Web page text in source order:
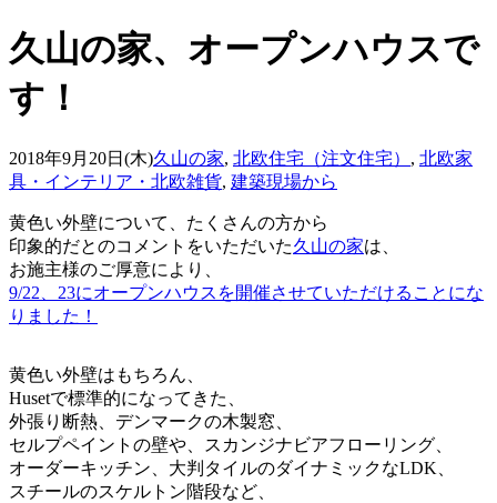
久山の家、オープンハウスで
す！
2018年9月20日(木)久山の家, 北欧住宅（注文住宅） , 北欧家
具・インテリア・北欧雑貨, 建築現場から
黄色い外壁について、たくさんの方から
印象的だとのコメントをいただいた久山の家は、
お施主様のご厚意により、
9/22、23にオープンハウスを開催させていただけることにな
りました！
黄色い外壁はもちろん、
Husetで標準的になってきた、
外張り断熱、デンマークの木製窓、
セルプペイントの壁や、スカンジナビアフローリング、
オーダーキッチン、大判タイルのダイナミックなLDK、
スチールのスケルトン階段など、